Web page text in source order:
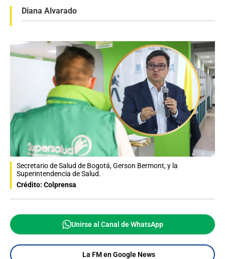
Diana Alvarado
Secretario de Salud de Bogotá, Gerson Bermont, y la
Superintendencia de Salud.
Crédito: Colprensa
Unirse al Canal de WhatsApp
La FM en Google News